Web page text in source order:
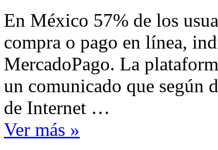
En México 57% de los
compra o pago en línea,
MercadoPago. La
un comunicado que según
de Internet …
Ver más »